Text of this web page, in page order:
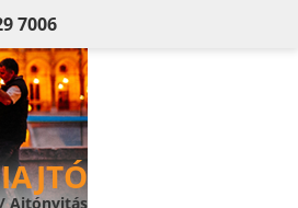
7006
Ajtónyitás